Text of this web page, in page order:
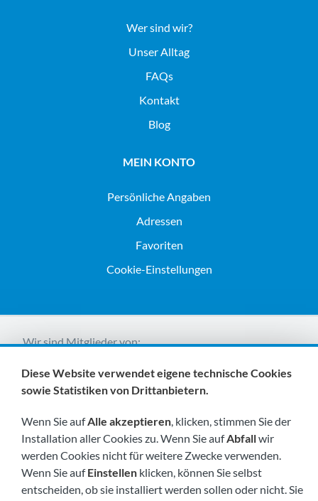
Wer sind wir?
Unser Alltag
FAQs
Kontakt
Blog
MEIN KONTO
Persönliche Angaben
Adressen
Favoriten
Cookie-Einstellungen
Wir sind Mitglieder von:
Besuchen Sie uns bald unter:
Diese Website verwendet eigene technische Cookies
sowie Statistiken von Drittanbietern.
Wenn Sie aufAlle akzeptieren, klicken, stimmen Sie der
Installation aller Cookies zu. Wenn Sie aufAbfallwir
werden Cookies nicht für weitere Zwecke verwenden.
Wenn Sie aufEinstellen klicken, können Sie selbst
entscheiden, ob sie installiert werden sollen oder nicht. Sie